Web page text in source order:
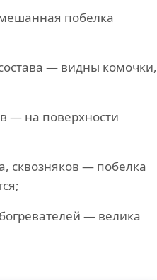
побелка
— видны комочки,
— на поверхности
сквозняков — побелка
— велика